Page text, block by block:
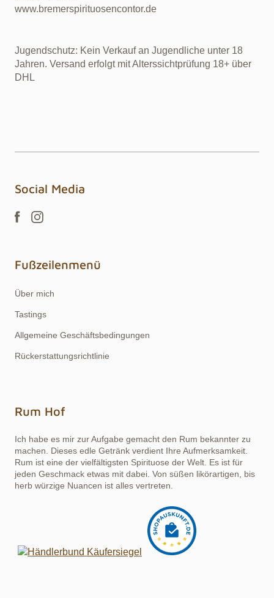
www.bremerspirituosencontor.de
Jugendschutz: Kein Verkauf an Jugendliche unter 18
Jahren. Versand erfolgt mit Alterssichtprüfung 18+ über
DHL
Social Media
Fußzeilenmenü
Über mich
Tastings
Allgemeine Geschäftsbedingungen
Rückerstattungsrichtlinie
Rum Hof
Ich habe es mir zur Aufgabe gemacht den Rum bekannter zu
machen. Dieses edle Getränk verdient Ihre Aufmerksamkeit.
Rum ist eine der vielfältigsten Spirituose der Welt. Es ist für
jeden Geschmack etwas mit dabei. Von süßen likörartigen, bis
herb würzige Nuancen ist alles vertreten.